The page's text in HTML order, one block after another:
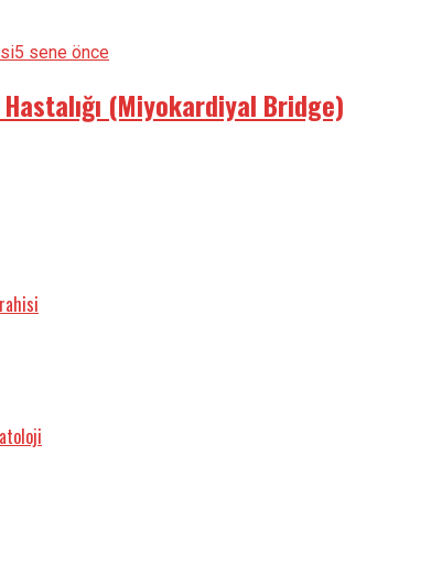
5 sene önce
Hastalığı (Miyokardiyal Bridge)